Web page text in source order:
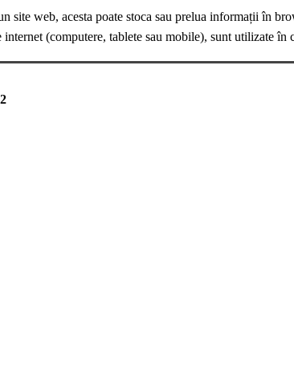
site web, acesta poate stoca sau prelua informații în
(computere, tablete sau mobile), sunt utilizate în